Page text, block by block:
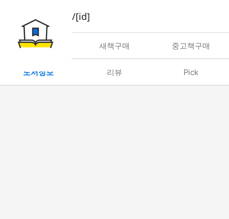
book/rent/[id]
대여 새책구매 중고책구매
도서정보 리뷰 Pick